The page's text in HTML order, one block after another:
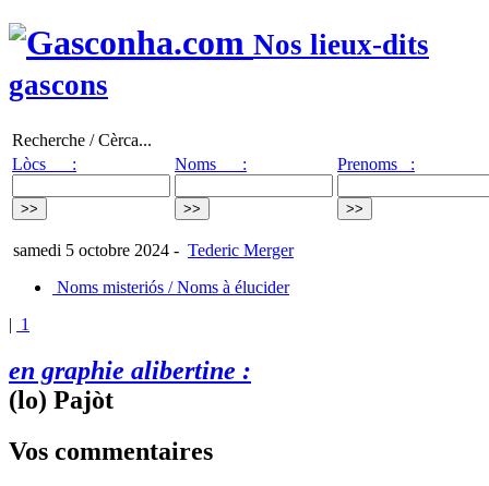
Nos lieux-dits
gascons
Recherche / Cèrca...
Lòcs :
Noms : Prenoms :
samedi 5 octobre 2024 - Tederic Merger
Noms misteriós / Noms à élucider
| 1
en graphie alibertine :
(lo) Pajòt
Vos commentaires